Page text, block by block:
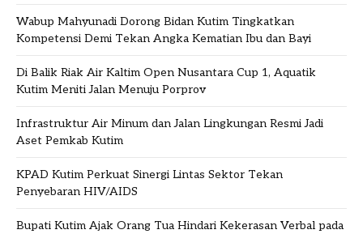
Wabup Mahyunadi Dorong Bidan Kutim Tingkatkan
Kompetensi Demi Tekan Angka Kematian Ibu dan Bayi
Di Balik Riak Air Kaltim Open Nusantara Cup 1, Aquatik
Kutim Meniti Jalan Menuju Porprov
Infrastruktur Air Minum dan Jalan Lingkungan Resmi Jadi
Aset Pemkab Kutim
KPAD Kutim Perkuat Sinergi Lintas Sektor Tekan
Penyebaran HIV/AIDS
Bupati Kutim Ajak Orang Tua Hindari Kekerasan Verbal pada